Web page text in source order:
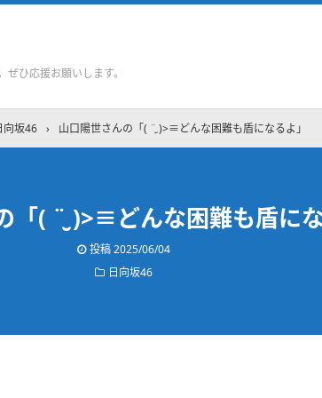
ひ応援お願いします。
向坂46 › 山口陽世さんの「( ¨̮ )>≡どんな困難も盾になるよ」
「( ¨̮ )>≡どんな困難も盾に
投稿2025/06/04
日向坂46